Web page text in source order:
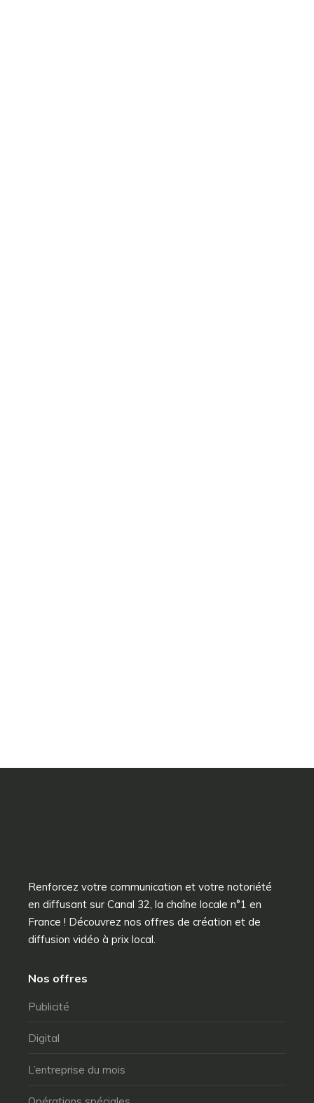
Renforcez votre communication et votre notoriété
en diffusant sur Canal 32, la chaîne locale n°1 en
France ! Découvrez nos offres de création et de
diffusion vidéo à prix local.
Nos offres
Publicité
Digital
L’entreprise du mois